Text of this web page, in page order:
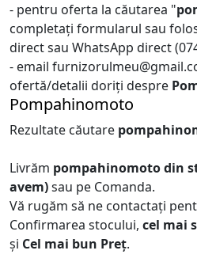
- pentru oferta la căutarea "
completați formularul sau
direct sau WhatsApp direct
- email
ofertă/detalii doriți despre
Pompahinomoto
Rezultate căutare
Livrăm pompahinomotodin
avem)sau pe Comanda.
Vă rugăm să ne contactați
Confirmarea stocului, cel mai
și Cel mai bun Preț.